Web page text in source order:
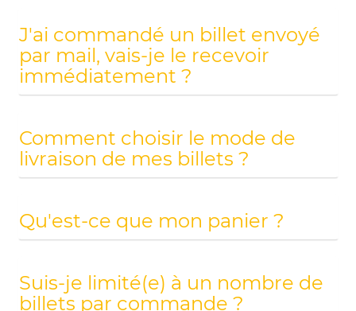
J'ai commandé un billet envoyé
par mail, vais-je le recevoir
immédiatement ?
Comment choisir le mode de
livraison de mes billets ?
Qu'est-ce que mon panier ?
Suis-je limité(e) à un nombre de
billets par commande ?